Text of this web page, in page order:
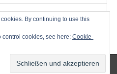
By continuing to use this
control cookies, see here: Cookie-
. All Rights Reserved.